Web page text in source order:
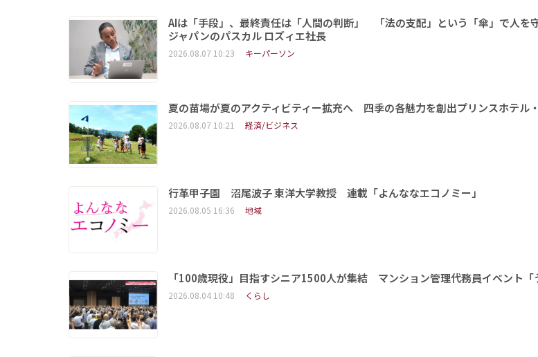
AIは「手段」、最終責任は「人間の判断」 「法の支配」という「傘」で人を
ジャパンのパスカル ロズィエ社長
2026.08.07 10:23 キーパーソン
夏の苗場が夏のアクティビティー拡充へ 四季の各魅力を創出プリンスホテル
2026.08.07 10:21 経済/ビジネス
行革甲子園 沼尾波子 東洋大学教授 連載「よんななエコノミー」
2026.08.05 16:36 地域
「100歳現役」目指すシニア1500人が集結 マンション管理代務員イベント「
2026.08.04 10:48 くらし